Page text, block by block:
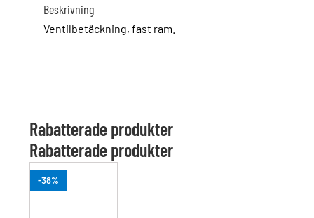
Beskrivning
Ventilbetäckning, fast ram.
Rabatterade produkter
Rabatterade produkter
-38%